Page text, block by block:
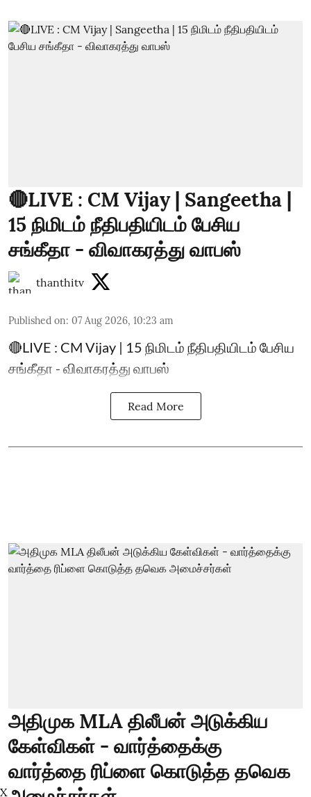
🔴LIVE : CM Vijay | Sangeetha |
15 நிமிடம் நீதிபதியிடம் பேசிய
சங்கீதா - விவாகரத்து வாபஸ்
thanthitv
Published on: 07 Aug 2026, 10:23 am
🔴LIVE : CM Vijay | 15 நிமிடம் நீதிபதியிடம் பேசிய
சங்கீதா - விவாகரத்து வாபஸ்
Read More
அதிமுக MLA திலீபன் அடுக்கிய
கேள்விகள் - வார்த்தைக்கு
வார்த்தை ரிப்ளை கொடுத்த தவெக
X